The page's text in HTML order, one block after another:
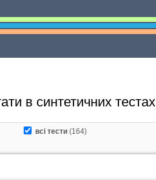
в синтетичних тестах
всі тести (164)